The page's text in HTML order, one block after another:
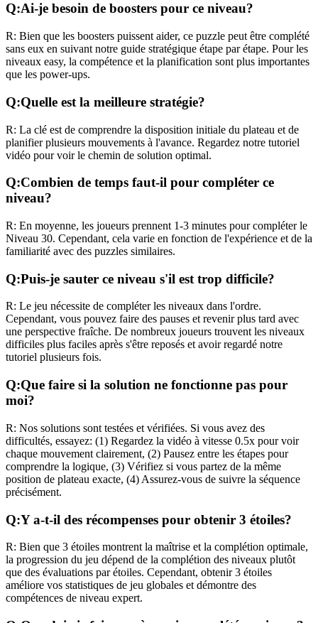
Q:Ai-je besoin de boosters pour ce niveau?
R: Bien que les boosters puissent aider, ce puzzle peut être complété
sans eux en suivant notre guide stratégique étape par étape. Pour les
niveaux easy, la compétence et la planification sont plus importantes
que les power-ups.
Q:Quelle est la meilleure stratégie?
R: La clé est de comprendre la disposition initiale du plateau et de
planifier plusieurs mouvements à l'avance. Regardez notre tutoriel
vidéo pour voir le chemin de solution optimal.
Q:Combien de temps faut-il pour compléter ce
niveau?
R: En moyenne, les joueurs prennent 1-3 minutes pour compléter le
Niveau 30. Cependant, cela varie en fonction de l'expérience et de la
familiarité avec des puzzles similaires.
Q:Puis-je sauter ce niveau s'il est trop difficile?
R: Le jeu nécessite de compléter les niveaux dans l'ordre.
Cependant, vous pouvez faire des pauses et revenir plus tard avec
une perspective fraîche. De nombreux joueurs trouvent les niveaux
difficiles plus faciles après s'être reposés et avoir regardé notre
tutoriel plusieurs fois.
Q:Que faire si la solution ne fonctionne pas pour
moi?
R: Nos solutions sont testées et vérifiées. Si vous avez des
difficultés, essayez: (1) Regardez la vidéo à vitesse 0.5x pour voir
chaque mouvement clairement, (2) Pausez entre les étapes pour
comprendre la logique, (3) Vérifiez si vous partez de la même
position de plateau exacte, (4) Assurez-vous de suivre la séquence
précisément.
Q:Y a-t-il des récompenses pour obtenir 3 étoiles?
R: Bien que 3 étoiles montrent la maîtrise et la complétion optimale,
la progression du jeu dépend de la complétion des niveaux plutôt
que des évaluations par étoiles. Cependant, obtenir 3 étoiles
améliore vos statistiques de jeu globales et démontre des
compétences de niveau expert.